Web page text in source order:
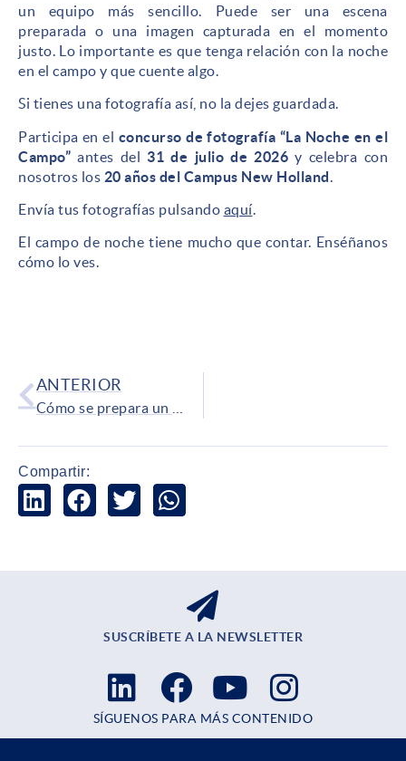
un equipo más sencillo. Puede ser una escena
preparada o una imagen capturada en el momento
justo. Lo importante es que tenga relación con la noche
en el campo y que cuente algo.
Si tienes una fotografía así, no la dejes guardada.
Participa en el concurso de fotografía “La Noche en el
Campo” antes del 31 de julio de 2026 y celebra con
nosotros los 20 años del Campus New Holland
Envía tus fotografías pulsando aquí.
El campo de noche tiene mucho que contar. Enséñanos
cómo lo ves.
ANTERIOR
Compartir:
SUSCRÍBETE A LA NEWSLETTER
SÍGUENOS PARA MÁS CONTENIDO